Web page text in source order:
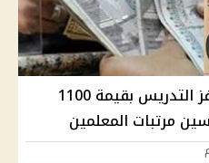
وزير التعليم يعلن زيادة حافز التدريس بقيمة 1100
مرتبات المعلمين